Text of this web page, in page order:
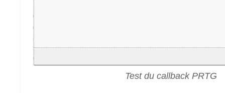
Test du callback PRTG